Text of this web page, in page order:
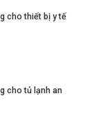
cho thiết bị y tế
cho tủ lạnh an